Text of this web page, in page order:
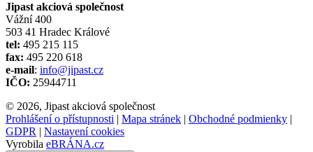
Jipast akciová společnost
Vážní 400
503 41 Hradec Králové
tel: 495 215 115
fax: 495 220 618
e-mail: info@jipast.cz
IČO: 25944711
© 2026, Jipast akciová společnost
Prohlášení o přístupnosti | Mapa stránek | Obchodné podmienky |
GDPR | Nastavení cookies
Vyrobila eBRÁNA.cz